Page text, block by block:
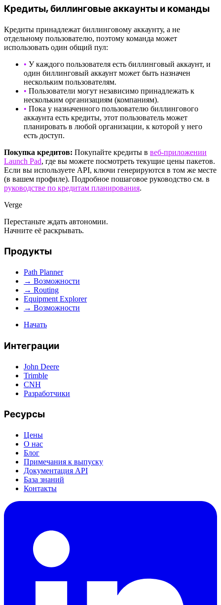
Кредиты, биллинговые аккаунты и команды
Кредиты принадлежат биллинговому аккаунту, а не
отдельному пользователю, поэтому команда может
использовать один общий пул:
• У каждого пользователя есть биллинговый аккаунт, и
один биллинговый аккаунт может быть назначен
нескольким пользователям.
• Пользователи могут независимо принадлежать к
нескольким организациям (компаниям).
• Пока у назначенного пользователю биллингового
аккаунта есть кредиты, этот пользователь может
планировать в любой организации, к которой у него
есть доступ.
Покупка кредитов: Покупайте кредиты в веб-приложении
Launch Pad, где вы можете посмотреть текущие цены пакетов.
Если вы используете API, ключи генерируются в том же месте
(в вашем профиле). Подробное пошаговое руководство см. в
руководстве по кредитам планирования.
Verge
Перестаньте ждать автономии.
Начните её раскрывать.
Продукты
Path Planner
→ Возможности
→ Routing
Equipment Explorer
→ Возможности
Начать
Интеграции
John Deere
Trimble
CNH
Разработчики
Ресурсы
Цены
О нас
Блог
Примечания к выпуску
Документация API
База знаний
Контакты